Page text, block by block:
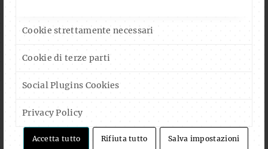
Cookie strettamente necessari
Cookie di terze parti
Social Plugins Cookies
Privacy Policy
Accetta tutto Rifiuta tutto Salva impostazioni